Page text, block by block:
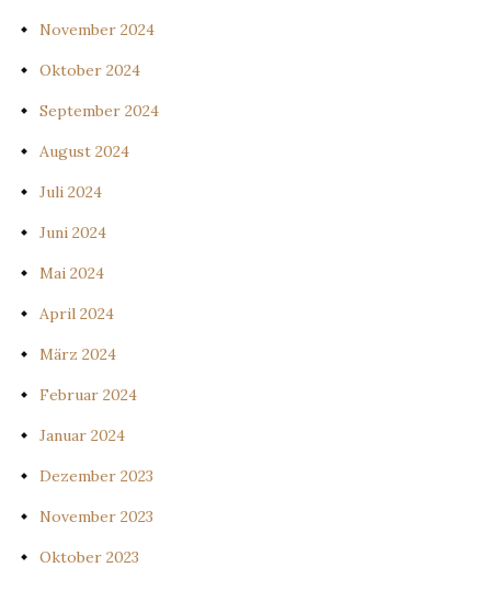
November 2024
Oktober 2024
September 2024
August 2024
Juli 2024
Juni 2024
Mai 2024
April 2024
März 2024
Februar 2024
Januar 2024
Dezember 2023
November 2023
Oktober 2023